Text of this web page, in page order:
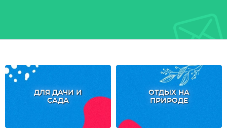
ДЛЯ ДАЧИ И
САДА
ОТДЫХ НА
ПРИРОДЕ